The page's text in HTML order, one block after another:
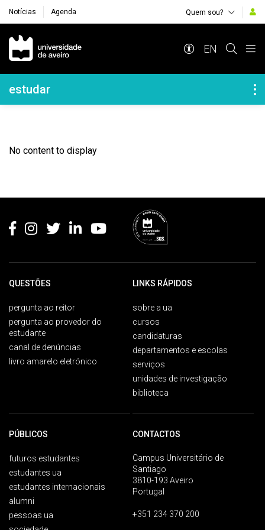
Notícias Agenda Quem sou?
Navegação Principal
EN
Navegação Lateral
estudar
No content to display
QUESTÕES
pergunta ao reitor
pergunta ao provedor do
estudante
canal de denúncias
livro amarelo eletrónico
LINKS RÁPIDOS
sobre a ua
cursos
candidaturas
departamentos e escolas
serviços
unidades de investigação
biblioteca
PÚBLICOS
futuros estudantes
estudantes ua
estudantes internacionais
alumni
pessoas ua
CONTACTOS
Campus Universitário de
Santiago
3810-193 Aveiro
Portugal
+351 234 370 200